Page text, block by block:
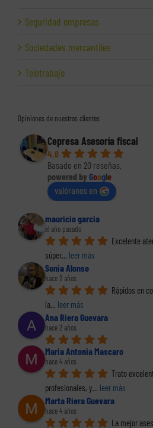
Seguridad empresas
Sociedades mercantiles
Teletrabajo
Opiniones de nuestros clientes
Cepresa Asesoría fiscal
4.8
Basado en 20 reseñas.
powered by Google
valóranos en
mauricio garcia
el año pasado
Excelente
súper... leer más
Sonia Alonso
hace 2 años
Rápidos en
la... leer más
Ana Riera Guevara
hace 2 años
Maria Antonia Mascaro
hace 4 años
Trato
profesionales, y... leer más
Marta Riera Guevara
hace 4 años
La mejor